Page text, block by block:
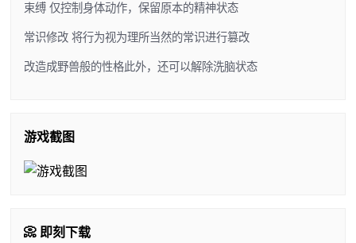
束缚 仅控制身体动作，保留原本的精神状态
常识修改 将行为视为理所当然的常识进行篡改
改造成野兽般的性格此外，还可以解除洗脑状态
游戏截图
📀 即刻下载